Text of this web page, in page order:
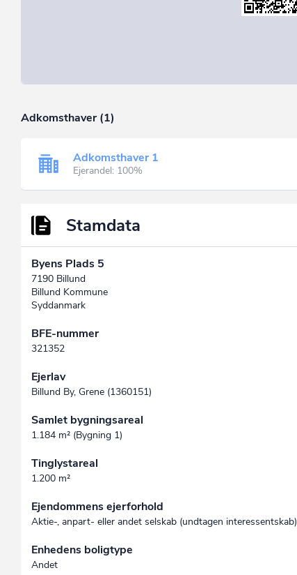
Adkomsthaver (1)
Adkomsthaver 1
Ejerandel: 100%
Stamdata
Byens Plads 5
7190 Billund
Billund Kommune
Syddanmark
BFE-nummer
321352
Ejerlav
Billund By, Grene (1360151)
Samlet bygningsareal
1.184 m² (Bygning 1)
Tinglystareal
1.200 m²
Ejendommens ejerforhold
Aktie-, anpart- eller andet selskab (undtagen interessent­skab)
Enhedens boligtype
Andet